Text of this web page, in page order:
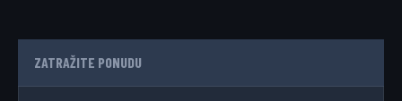
ZATRAŽITE PONUDU